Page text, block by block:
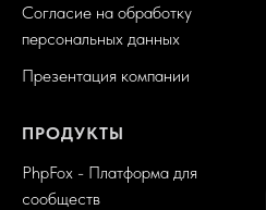
Согласие на обработку
персональных данных
Презентация компании
ПРОДУКТЫ
PhpFox - Платформа для
сообществ